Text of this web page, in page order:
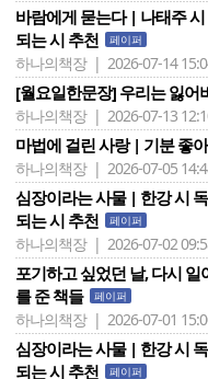
바람에게 묻는다 | 나태주
되는 시 추천
페이퍼
하나의책장 | 2026-07-14
[월요일한문장] 우리는 잃어
하나의책장 | 2026-07-13
마법에 걸린 사랑 | 기분 좋
하나의책장 | 2026-07-05
심장이라는 사물 | 한강 시
되는 시 추천
페이퍼
하나의책장 | 2026-07-02
포기하고 싶었던 날, 다시
를 준 책들
페이퍼
하나의책장 | 2026-07-01
심장이라는 사물 | 한강 시
되는 시 추천
페이퍼